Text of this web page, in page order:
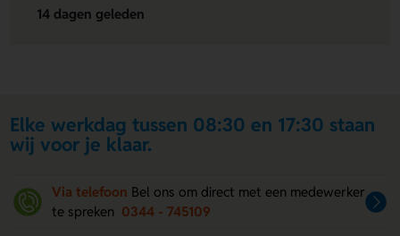
14 dagen geleden
Elke werkdag tussen 08:30 en 17:30 staan
wij voor je klaar.
Via telefoon Bel ons om direct met een medewerker
te spreken 0344 - 745109